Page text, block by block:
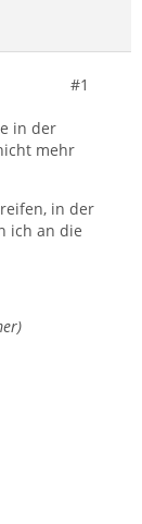
#1
in der
mehr
in der
ich an die